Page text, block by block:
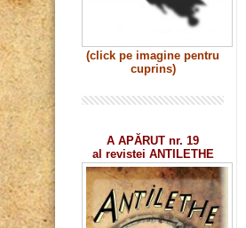
(click pe imagine pentru
cuprins)
A APĂRUT nr. 19
al revistei ANTILETHE